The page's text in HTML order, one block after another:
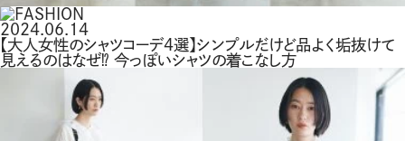
2024.06.14
【大人女性のシャツコーデ4選】シンプルだけど品よく垢抜けて
見えるのはなぜ⁉ 今っぽいシャツの着こなし方